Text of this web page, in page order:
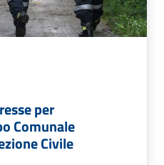
per
Comunale
Civile